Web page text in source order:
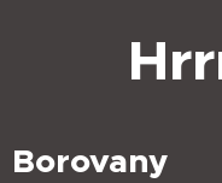
Borovany